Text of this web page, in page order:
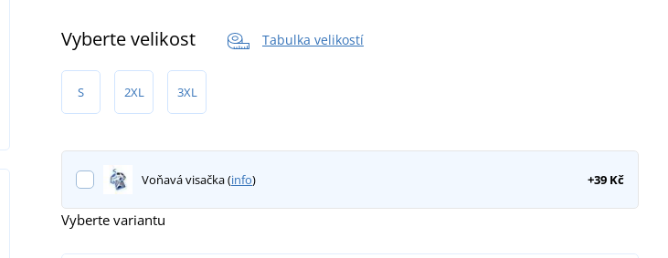
Vyberte velikost Tabulka velikostí
S 2XL 3XL
Voňavá visačka (info) +39 Kč
Vyberte variantu